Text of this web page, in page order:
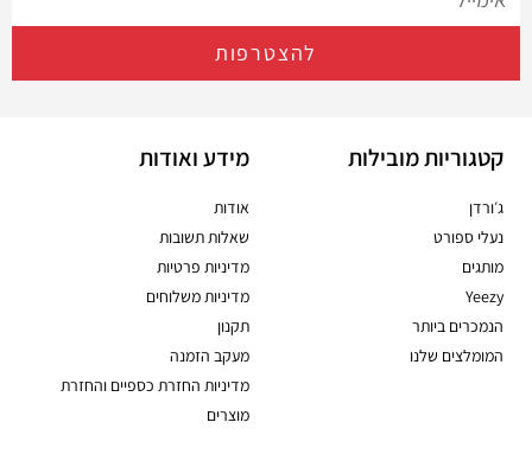
להצטרפות
קטגוריות מובילות
ג׳ורדן
נעלי ספורט
מותגים
Yeezy
הנמכרים ביותר
המומלצים שלנו
מידע ואודות
אודות
שאלות תשובות
מדיניות פרטיות
מדיניות משלוחים
תקנון
מעקב הזמנה
מדיניות החזרת כספיים והחזרת
מוצרים